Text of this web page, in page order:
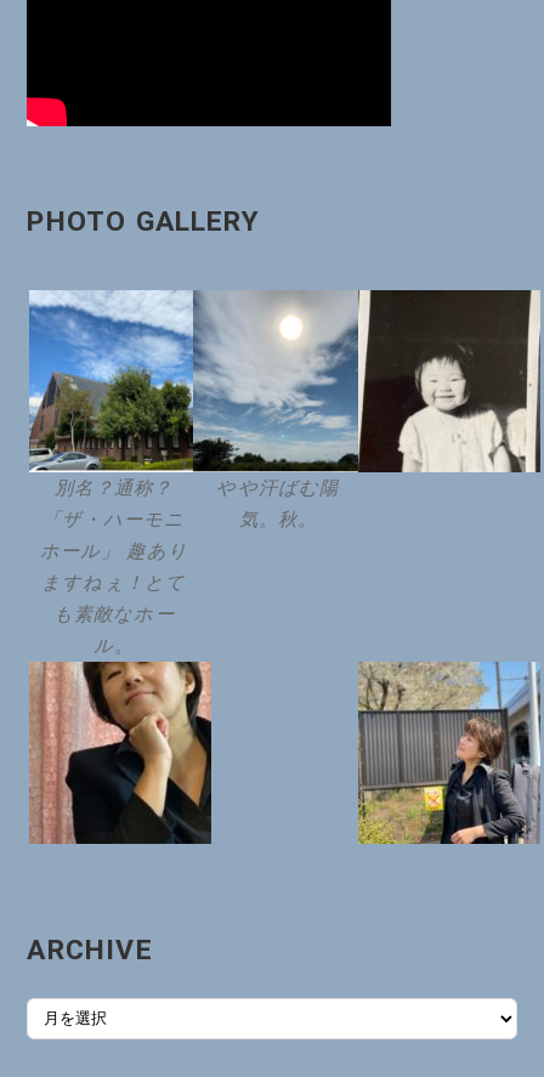
PHOTO GALLERY
別名？通称？
「ザ・ハーモニ
ホール」 趣あり
ますねぇ！とて
も素敵なホー
ル。
やや汗ばむ陽
気。秋。
ARCHIVE
ARCHIVE